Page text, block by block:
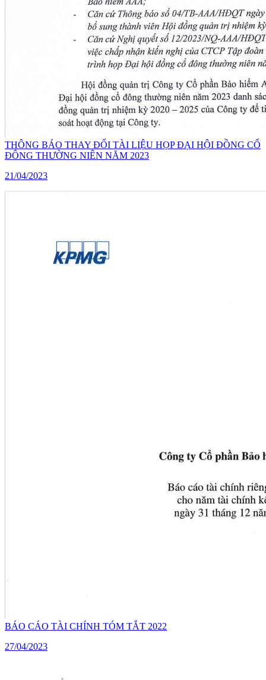
THÔNG BÁO THAY ĐỔI TÀI LIỆU HỌP ĐẠI HỘI ĐỒNG CỔ
ĐÔNG THƯỜNG NIÊN NĂM 2023
21/04/2023
BÁO CÁO TÀI CHÍNH TÓM TẮT 2022
27/04/2023